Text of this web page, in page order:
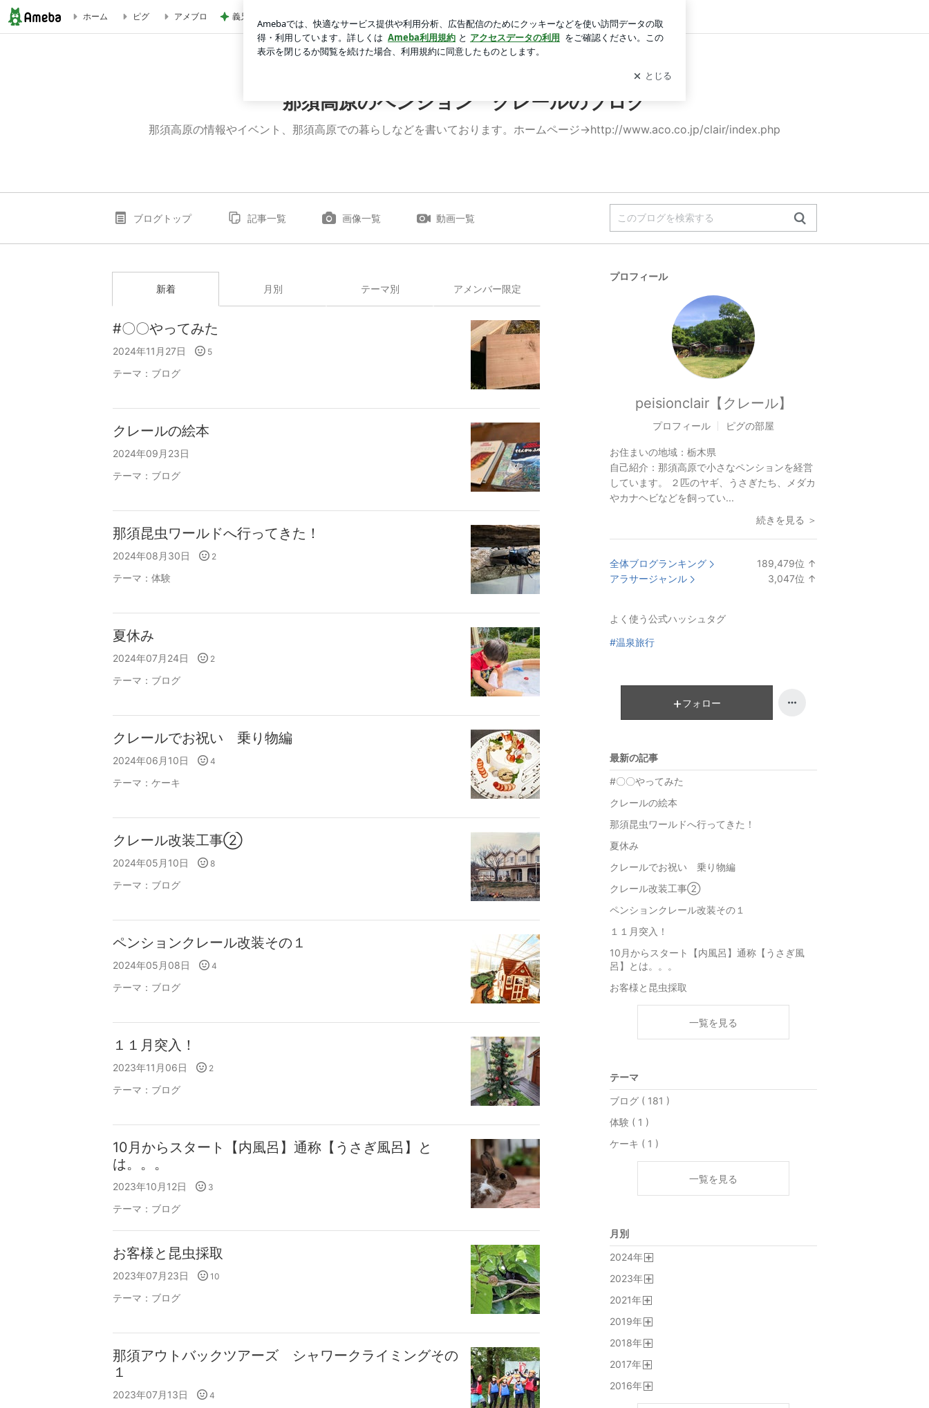
ブログ記事一覧｜那須高原のペンション クレールのブログ
ホーム ピグ アメブロ 義兄の結婚相手は苦手なママ友 ログイン
那須高原のペンション クレールのブログ
那須高原の情報やイベント、那須高原での暮らしなどを書いております。ホームページ→http://www.aco.co.jp/clair/index.php
ブログトップ 記事一覧 画像一覧 動画一覧
新着 月別 テーマ別 アメンバー限定
#〇〇やってみた
2024年11月27日 5
テーマ： ブログ
クレールの絵本
2024年09月23日
テーマ： ブログ
那須昆虫ワールドへ行ってきた！
2024年08月30日 2
テーマ： 体験
夏休み
2024年07月24日 2
テーマ： ブログ
クレールでお祝い 乗り物編
2024年06月10日 4
テーマ： ケーキ
クレール改装工事②
2024年05月10日 8
テーマ： ブログ
ペンションクレール改装その１
2024年05月08日 4
テーマ： ブログ
１１月突入！
2023年11月06日 2
テーマ： ブログ
10月からスタート【内風呂】通称【うさぎ風呂】と
は。。。
2023年10月12日 3
テーマ： ブログ
お客様と昆虫採取
2023年07月23日 10
テーマ： ブログ
那須アウトバックツアーズ シャワークライミングその
１
2023年07月13日 4
プロフィール
peisionclair【クレール】
プロフィール ピグの部屋
お住まいの地域： 栃木県
自己紹介： 那須高原で小さなペンションを経営
しています。 ２匹のヤギ、うさぎたち、メダカ
やカナヘビなどを飼ってい...
続きを見る ＞
全体ブログランキング 189,479位 ↑
アラサージャンル 3,047位 ↑
よく使う公式ハッシュタグ
#温泉旅行
フォロー
最新の記事
#〇〇やってみた
クレールの絵本
那須昆虫ワールドへ行ってきた！
夏休み
クレールでお祝い 乗り物編
クレール改装工事②
ペンションクレール改装その１
１１月突入！
10月からスタート【内風呂】通称【うさぎ風
呂】とは。。。
お客様と昆虫採取
一覧を見る
テーマ
ブログ ( 181 )
体験 ( 1 )
ケーキ ( 1 )
一覧を見る
月別
2024年
2023年
2021年
2019年
2018年
2017年
2016年